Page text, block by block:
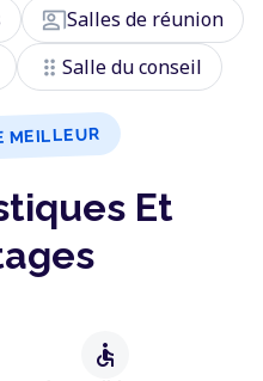
co_presentSalles de réunion
drag_indicator Salle du conseil
MEILLEUR
Et
accessible